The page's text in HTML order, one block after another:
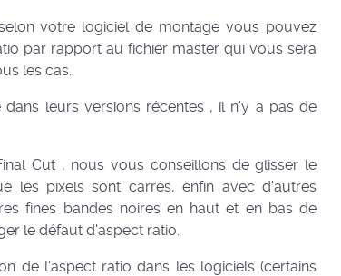
votre logiciel de montage vous pouvez
par rapport au fichier master qui vous sera
les cas.
leurs versions récentes , il n'y a pas de
Cut , nous vous conseillons de glisser le
les pixels sont carrés, enfin avec d'autres
fines bandes noires en haut et en bas de
le défaut d'aspect ratio.
de l'aspect ratio dans les logiciels (certains